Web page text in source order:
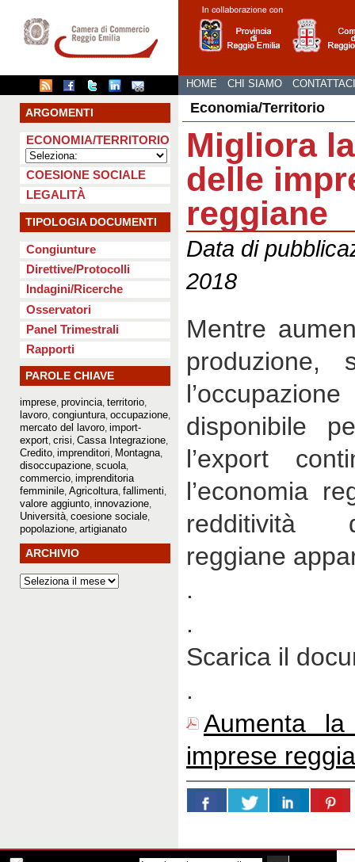
HOME CHI SIAMO CONTATTACI
ARGOMENTI
ECONOMIA/TERRITORIO
COESIONE SOCIALE
LEGALITÀ
TIPOLOGIA DOCUMENTI
Congiunture
Direttive/Protocolli
Indagini/Ricerche
Osservatori
Panel Trimestrali
Rapporti
PAROLE CHIAVE
imprese provincia territorio
lavoro congiuntura occupazione
mercato del lavoro import-
export crisi Cassa Integrazione
Credito imprenditori Montagna
disoccupazione scuola
commercio imprenditoria
femminile Agricoltura fallimenti
valore aggiunto innovazione
Università coesione sociale
popolazione artigianato
ARCHIVIO
Economia/Territorio
Migliora
delle
reggiane
Data di
2018
Mentre
produzione,
disponibile
l’export
l’economia
redditività
reggiane
.
.
Scarica il
.
Aumenta
imprese